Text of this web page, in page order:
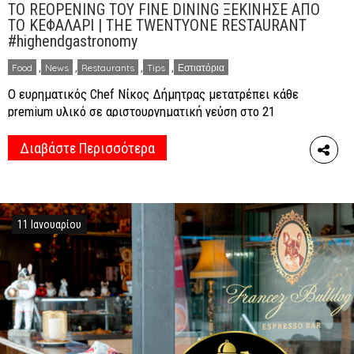
ΤΟ REOPENING ΤΟΥ FINE DINING ΞΕΚΙΝΗΣΕ ΑΠΟ
ΤΟ ΚΕΦΑΛΑΡΙ | THE TWENTYONE RESTAURANT
#highendgastronomy
Food , News , Restaurants , Tips , Εστιατόρια
Ο ευρηματικός Chef Νίκος Δήμητρας μετατρέπει κάθε
premium υλικό σε αριστουργηματική γεύση στο 21
είναι μοναδικά και με νέο αέρα! Η γευστική σας παλέτα
κερδίζει νέες εμπειρίες από την fusion φιλοσοφία
βρίσκεται και ένα […]
Διαβάστε Περισσότερα
11 Ιανουαρίου